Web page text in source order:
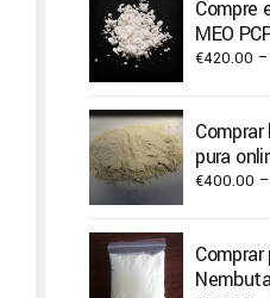
Compre
MEO
€420.00 –
pura
€400.00 –